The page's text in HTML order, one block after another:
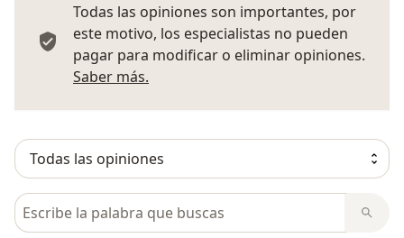
Todas las opiniones son importantes, por
este motivo, los especialistas no pueden
pagar para modificar o eliminar opiniones.
Saber más.
Busca en opiniones